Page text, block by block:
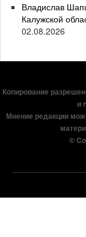
Владислав
Калужской
02.08.2026
Копирование
и
Мнение редакции
©